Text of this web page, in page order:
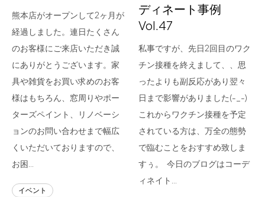
フラッグシップストア
0965-52-0323
熊本店
096-274-8175
Arv
0965-45-9282
熊本店がオープンして2ヶ月が
経過しました。連日たくさん
のお客様にご来店いただき誠
にありがとうございます。家
具や雑貨をお買い求めのお客
様はもちろん、窓周りやポー
ターズペイント、リノベーシ
ョンのお問い合わせまで幅広
くいただいておりますので、
お困…
イベント
ディネート事例
Vol.47
私事ですが、先日2回目のワク
チン接種を終えまして、、思
ったよりも副反応があり翌々
日まで影響がありました(-_-)
これからワクチン接種を予定
されている方は、万全の態勢
で臨むことをおすすめ致しま
すぅ。 今日のブログはコーデ
ィネイト…